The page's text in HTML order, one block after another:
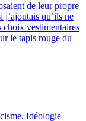
de leur propre
j’ajoutais qu’ils ne
choix vestimentaires
le tapis rouge du
Idéologie